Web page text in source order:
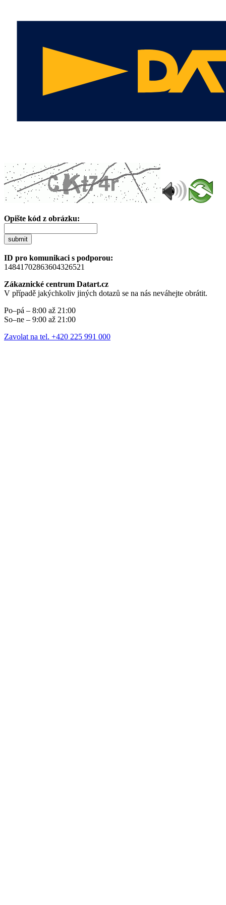
Opište kód z obrázku:
submit
ID pro komunikaci s podporou:
14841702863604326521
Zákaznické centrum Datart.cz
V případě jakýchkoliv jiných dotazů se na nás neváhejte obrátit.
Po–pá – 8:00 až 21:00
So–ne – 9:00 až 21:00
Zavolat na tel. +420 225 991 000